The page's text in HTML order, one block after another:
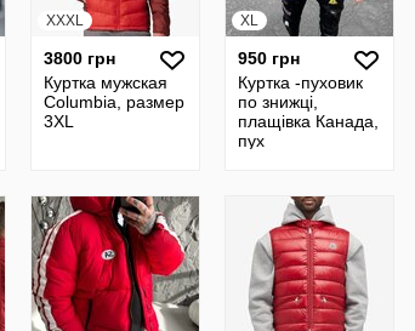
XXXL
3800 грн
Куртка мужская
Columbia, размер
3XL
XL
950 грн
Куртка -пуховик
по знижці,
плащівка Канада,
пух